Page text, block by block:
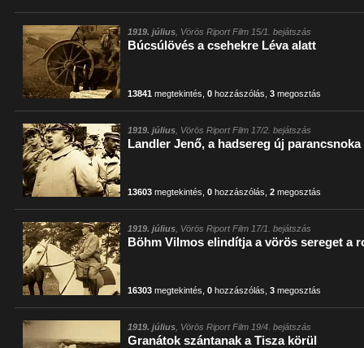
1919. július , Vörös Riport Film 15/1. bejátszás
Búcsúlövés a csehekre Léva alatt
13841 megtekintés ,0 hozzászólás ,3 megosztás
1919. július , Vörös Riport Film 17/2. bejátszás
Landler Jenő, a hadsereg új parancsnoka
13603 megtekintés ,0 hozzászólás ,2 megosztás
1919. július , Vörös Riport Film 17/1. bejátszás
Böhm Vilmos elindítja a vörös sereget a
16303 megtekintés ,0 hozzászólás ,3 megosztás
1919. július , Vörös Riport Film 19/4. bejátszás
Granátok szántanak a Tisza körül